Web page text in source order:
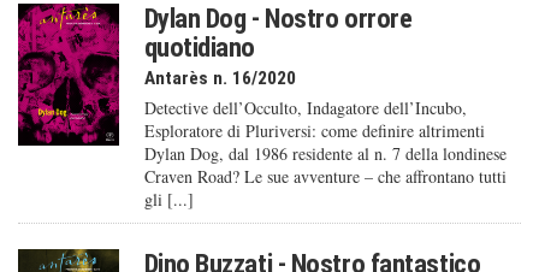
Dylan Dog - Nostro orrore
quotidiano
Antarès n. 16/2020
Detective dell’Occulto, Indagatore dell’Incubo,
Esploratore di Pluriversi: come definire altrimenti
Dylan Dog, dal 1986 residente al n. 7 della londinese
Craven Road? Le sue avventure – che affrontano tutti
gli [...]
Dino Buzzati - Nostro fantastico